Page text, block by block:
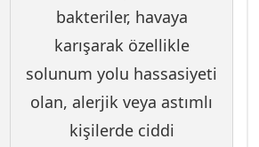
bakteriler, havaya
karışarak özellikle
solunum yolu hassasiyeti
olan, alerjik veya astımlı
kişilerde ciddi